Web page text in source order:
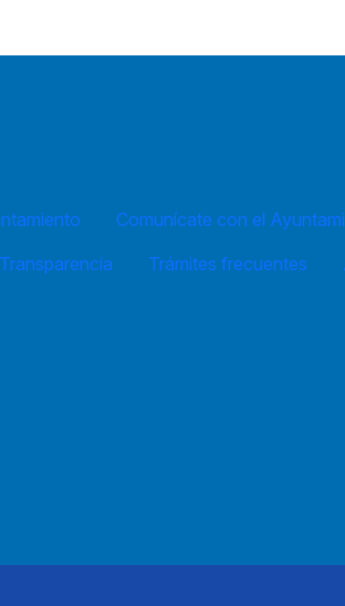
Comunícate con el
Transparencia Trámites frecuentes